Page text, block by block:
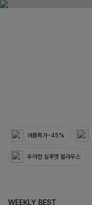
여름특가~45%
우아한 실루엣 블라우스
WEEKLY BEST